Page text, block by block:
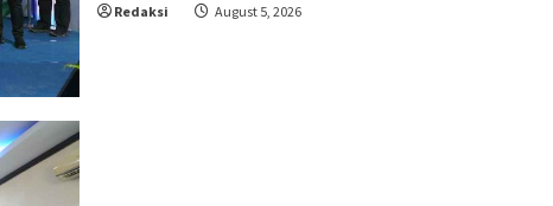
Redaksi August 5, 2026